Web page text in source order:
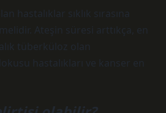
hastalıklar sıklık sırasına
Ateşin süresi arttıkça, en
tüberküloz olan
hastalıkları ve kanser en